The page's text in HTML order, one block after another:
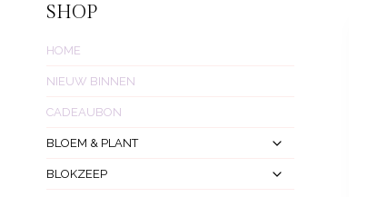
SHOP
HOME
NIEUW BINNEN
CADEAUBON
BLOEM & PLANT
Toggle
BLOKZEEP
Toggle